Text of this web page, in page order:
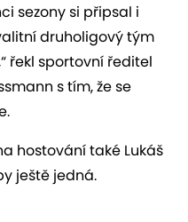
sezony si připsal i
druholigový tým
řekl sportovní ředitel
s tím, že se
hostování také Lukáš
ještě jedná.